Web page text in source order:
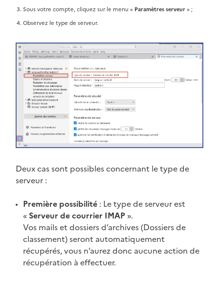
Sous votre compte, cliquez sur le menu « Paramètres serveur» ;
Observez le type de serveur.
Deux cas sont possibles concernant le type de
serveur :
Première possibilité : Le type de serveur est
« Serveur de courrier IMAP ».
Vos mails et dossiers d’archives (Dossiers de
classement) seront automatiquement
récupérés, vous n’aurez donc aucune action de
récupération à effectuer.